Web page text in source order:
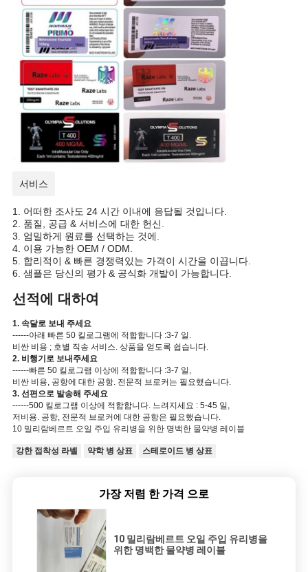
서비스
1. 어떠한 조사도 24 시간 이내에 응답될 것입니다.
2. 품질, 공급 & 서비스에 대한 헌신.
3. 엄밀하게 원료를 선택하는 것에.
4. 이용 가능한 OEM / ODM.
5. 합리적이 & 빠른 경쟁력있는 가격이 시간을 이끕니다.
6. 샘플은 당신의 평가 & 공식화 개발이 가능합니다.
선적에 대하여
1. 속달로 보내 주세요
------아래 빠른 50 킬로그램에 적합합니다 :3-7 일.
비싼 비용 ; 호별 직송 서비스. 상품을 얻도록 쉽습니다.
2. 비행기로 보내주세요
------빠른 50 킬로그램 이상에 적합합니다 :3-7 일,
비싼 비용, 공항에 대한 공항. 전문적 브로커는 필요했습니다.
3. 선편으로 발송해 주세요
------500 킬로그램 이상에 적합합니다. 느려지세요 : 5-45 일,
저비용. 공항, 전문적 브로커에 대한 공항은 필요했습니다.
10 밀리람베르트 오일 주입 유리병을 위한 명백한 물약병 레이블
강한 접착성 라벨 약학 병 상표 스테로이드 병 상표
가장 저렴 한 가격 으로
10 밀리람베르트 오일 주입 유리병을
위한 명백한 물약병 레이블